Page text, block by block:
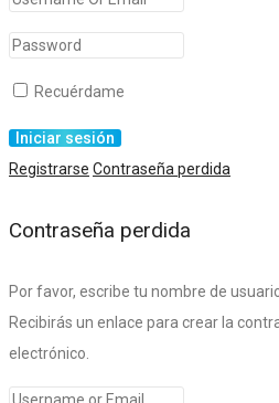
Recuérdame
Registrarse Contraseña perdida
Contraseña perdida
Por favor, escribe tu nombre de
Recibirás un enlace para crear la
electrónico.